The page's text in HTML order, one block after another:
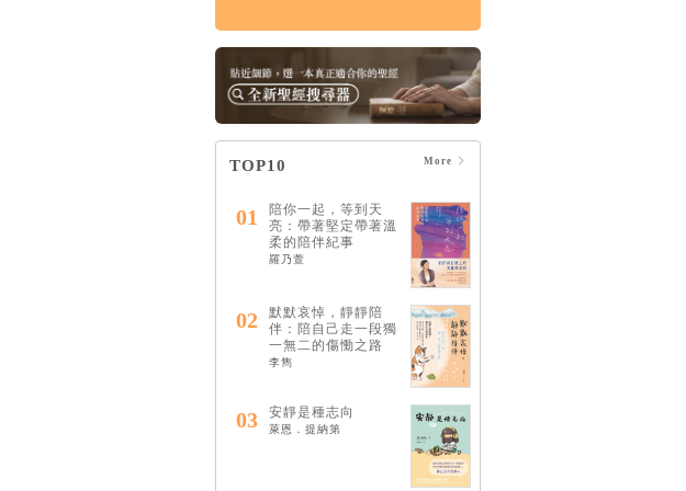
×情緒共存×人際關係
的溫柔支持，在孤單
中找回愛與希望
HK$143 $150
TOP10 More
01
陪你一起，等到天
亮：帶著堅定帶著溫
柔的陪伴紀事
羅乃萱
02
默默哀悼，靜靜陪
伴：陪自己走一段獨
一無二的傷慟之路
李雋
03 安靜是種志向
萊恩．提納第